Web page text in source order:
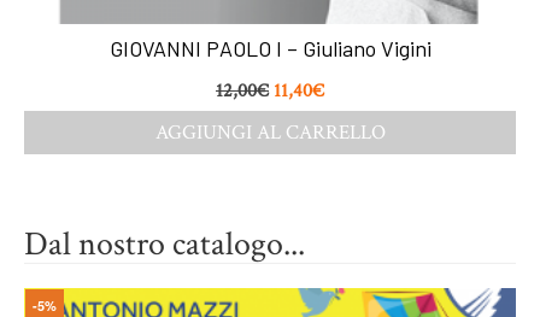
GIOVANNI PAOLO I – Giuliano Vigini
12,00€ 11,40€
AGGIUNGI AL CARRELLO
Dal nostro catalogo...
-5%